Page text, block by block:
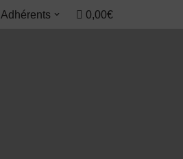
Adhérents 0,00€